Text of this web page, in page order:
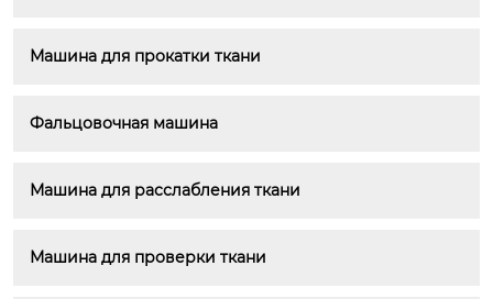
Машина для прокатки ткани
Фальцовочная машина
Машина для расслабления ткани
Машина для проверки ткани